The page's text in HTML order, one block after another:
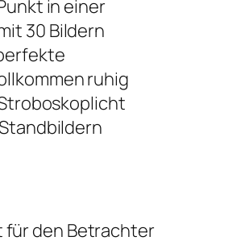
in einer
30 Bildern
ruhig
für den Betrachter